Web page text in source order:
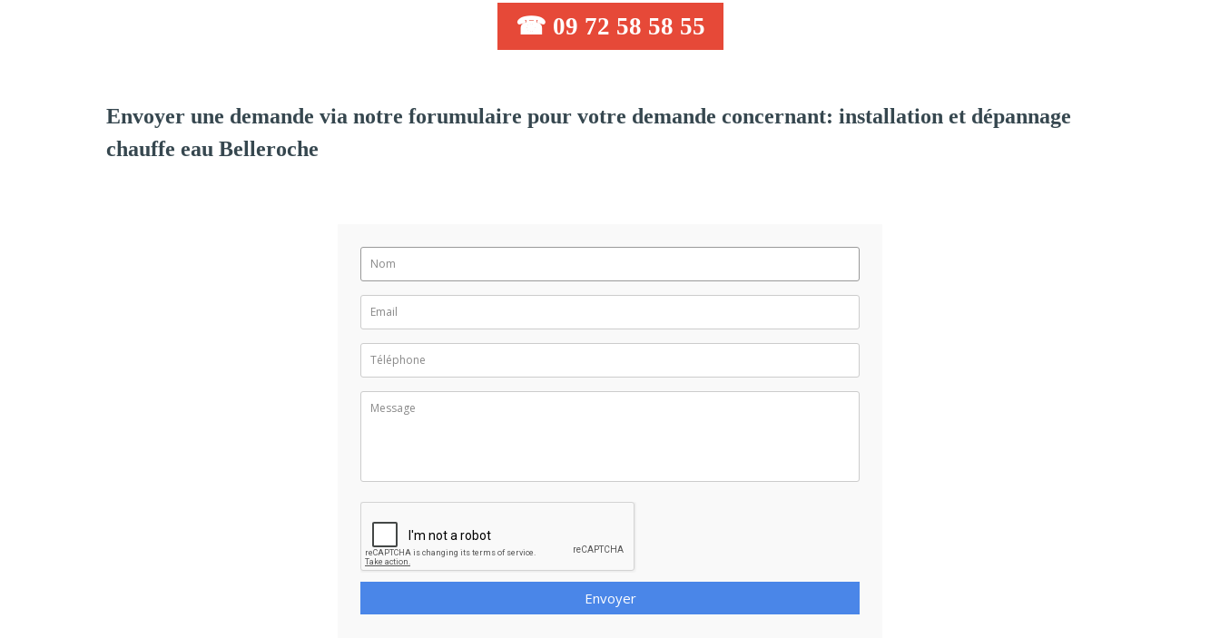
☎ 09 72 58 58 55
Envoyer une demande via notre forumulaire pour votre demande concernant: installation et dépannage
chauffe eau Belleroche
Envoyer